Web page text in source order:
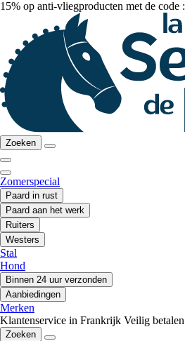
15% op anti-vliegproducten met de code :
Zoeken
Zomerspecial
Paard in rust
Paard aan het werk
Ruiters
Westers
Stal
Hond
Binnen 24 uur verzonden
Aanbiedingen
Merken
Klantenservice in Frankrijk Veilig betalen
Zoeken